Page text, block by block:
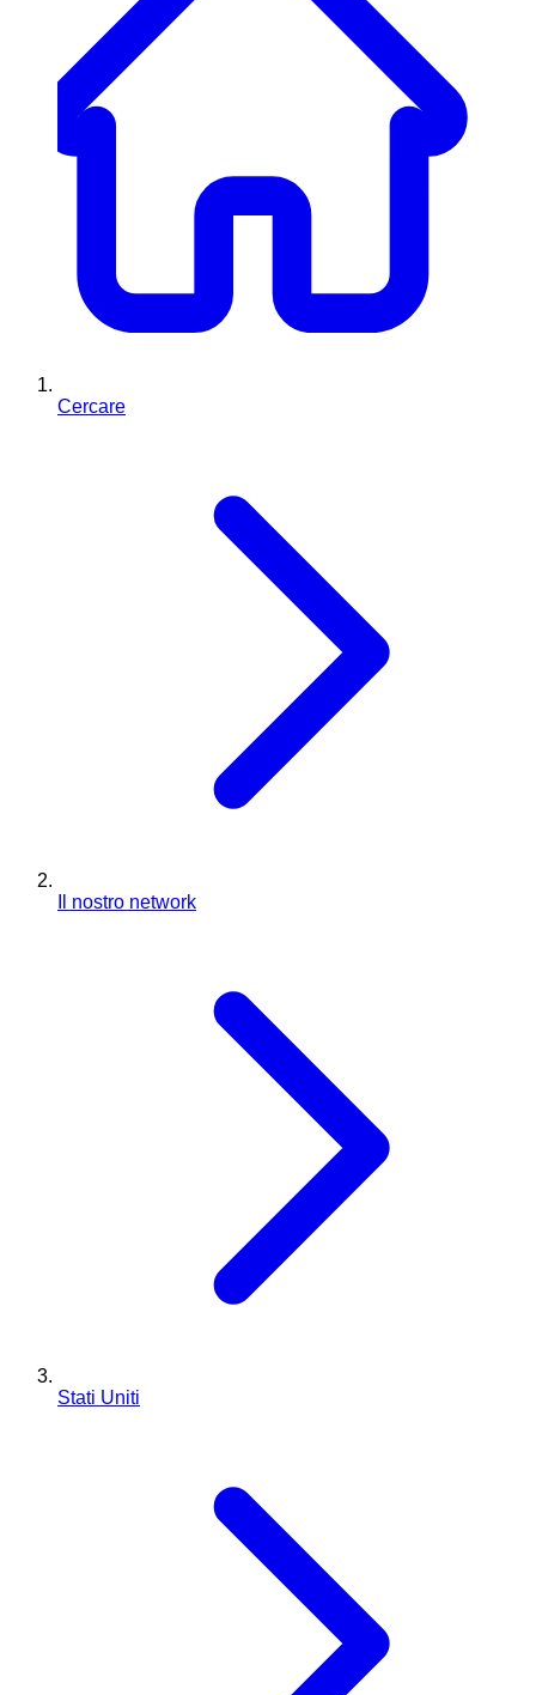
Cercare
Il nostro network
Stati Uniti